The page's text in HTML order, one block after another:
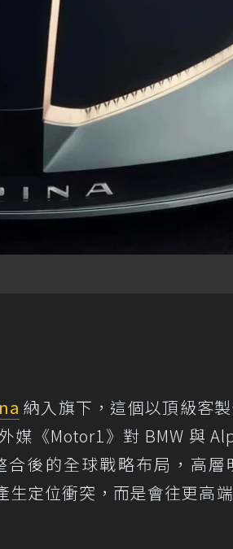
納入旗下，這個以頂級客
媒 《Motor1》 對 BMW 與
後的全球戰略布局，高層
定位衝突，而是會往更高